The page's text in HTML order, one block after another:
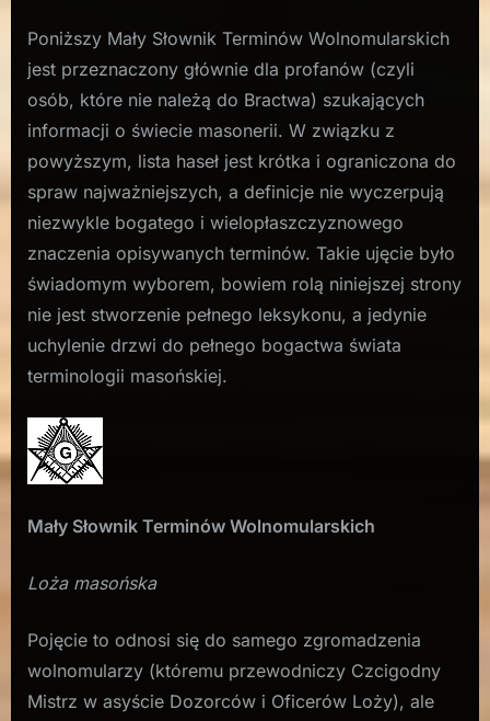
Poniższy Mały Słownik Terminów Wolnomularskich
jest przeznaczony głównie dla profanów (czyli
osób, które nie należą do Bractwa) szukających
informacji o świecie masonerii. W związku z
powyższym, lista haseł jest krótka i ograniczona do
spraw najważniejszych, a definicje nie wyczerpują
niezwykle bogatego i wielopłaszczyznowego
znaczenia opisywanych terminów. Takie ujęcie było
świadomym wyborem, bowiem rolą niniejszej strony
nie jest stworzenie pełnego leksykonu, a jedynie
uchylenie drzwi do pełnego bogactwa świata
terminologii masońskiej.
Mały Słownik Terminów Wolnomularskich
Loża masońska
Pojęcie to odnosi się do samego zgromadzenia
wolnomularzy (któremu przewodniczy Czcigodny
Mistrz w asyście Dozorców i Oficerów Loży), ale